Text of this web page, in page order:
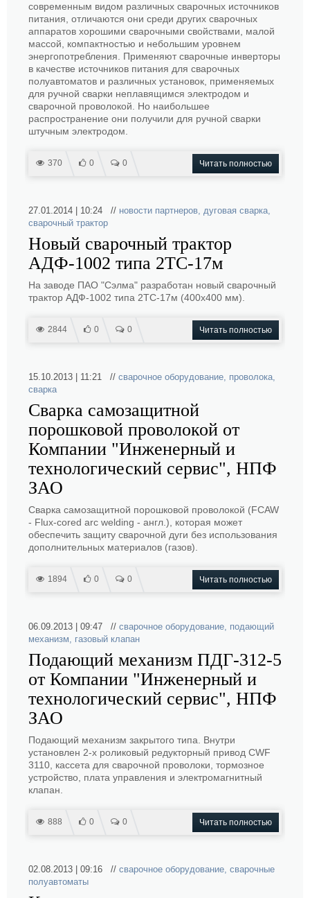
современным видом различных сварочных источников
питания, отличаются они среди других сварочных
аппаратов хорошими сварочными свойствами, малой
массой, компактностью и небольшим уровнем
энергопотребления. Применяют сварочные инверторы
в качестве источников питания для сварочных
полуавтоматов и различных установок, применяемых
для ручной сварки неплавящимся электродом и
сварочной проволокой. Но наибольшее
распространение они получили для ручной сварки
штучным электродом.
370 0 0 Читать полностью
27.01.2014 | 10:24 // новости партнеров, дуговая сварка,
сварочный трактор
Новый сварочный трактор
АДФ-1002 типа 2ТС-17м
На заводе ПАО "Сэлма" разработан новый сварочный
трактор АДФ-1002 типа 2ТС-17м (400х400 мм).
2844 0 0 Читать полностью
15.10.2013 | 11:21 // сварочное оборудование, проволока,
сварка
Сварка самозащитной
порошковой проволокой от
Компании "Инженерный и
технологический сервис", НПФ
ЗАО
Сварка самозащитной порошковой проволокой (FCAW
- Flux-cored arc welding - англ.), которая может
обеспечить защиту сварочной дуги без использования
дополнительных материалов (газов).
1894 0 0 Читать полностью
06.09.2013 | 09:47 // сварочное оборудование, подающий
механизм, газовый клапан
Подающий механизм ПДГ-312-5
от Компании "Инженерный и
технологический сервис", НПФ
ЗАО
Подающий механизм закрытого типа. Внутри
установлен 2-х роликовый редукторный привод CWF
3110, кассета для сварочной проволоки, тормозное
устройство, плата управления и электромагнитный
клапан.
888 0 0 Читать полностью
02.08.2013 | 09:16 // сварочное оборудование, сварочные
полуавтоматы